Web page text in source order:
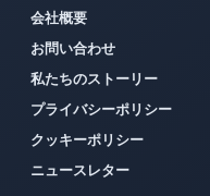
会社概要
お問い合わせ
私たちのストーリー
プライバシーポリシー
クッキーポリシー
ニュースレター